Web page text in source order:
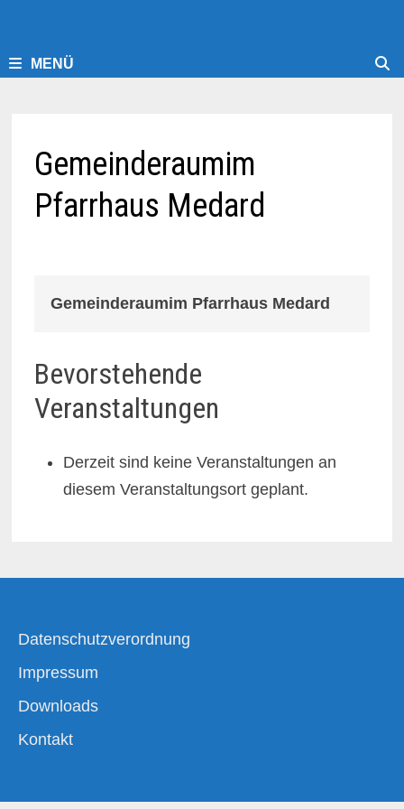
MENÜ
Gemeinderaumim
Pfarrhaus Medard
Gemeinderaumim Pfarrhaus Medard
Bevorstehende
Veranstaltungen
Derzeit sind keine Veranstaltungen an
diesem Veranstaltungsort geplant.
Datenschutzverordnung
Impressum
Downloads
Kontakt